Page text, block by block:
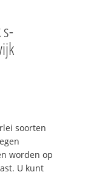
soorten
worden op
U kunt